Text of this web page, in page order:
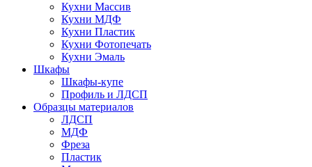
Кухни Массив
Кухни МДФ
Кухни Пластик
Кухни Фотопечать
Кухни Эмаль
Шкафы
Шкафы-купе
Профиль и ЛДСП
Образцы материалов
ЛДСП
МДФ
Фреза
Пластик